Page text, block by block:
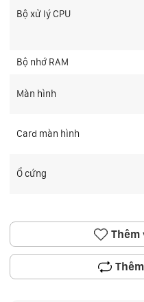
Bộ xử lý CPU
Bộ nhớ RAM
Màn hình
Card màn hình
Ổ cứng
Thêm